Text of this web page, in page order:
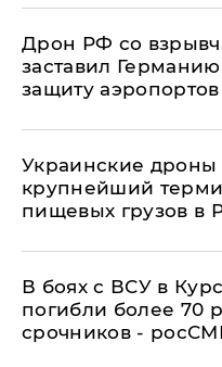
​Дрон РФ со
заставил
защиту
Украинские дроны
крупнейший
пищевых грузов в
В боях с ВСУ в
погибли более 70
срочников -